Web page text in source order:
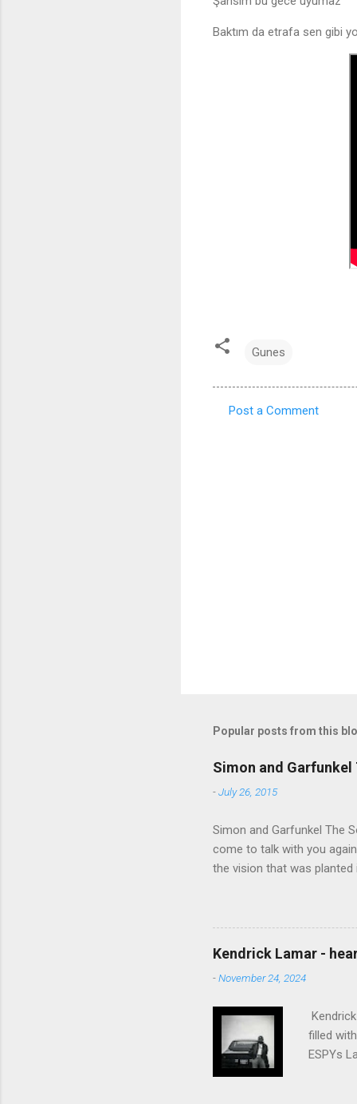
Baktım da etrafa sen gibi
Gunes
Post a Comment
Popular posts from this
Simon and
-July 26, 2015
Simon and Garfunkel The
come to talk with you
the vision that was
touched the sound of
talking without speaking,
cancer grows. Hear my
Kendrick Lamar -
-November 24, 2024
filled
ESPYs